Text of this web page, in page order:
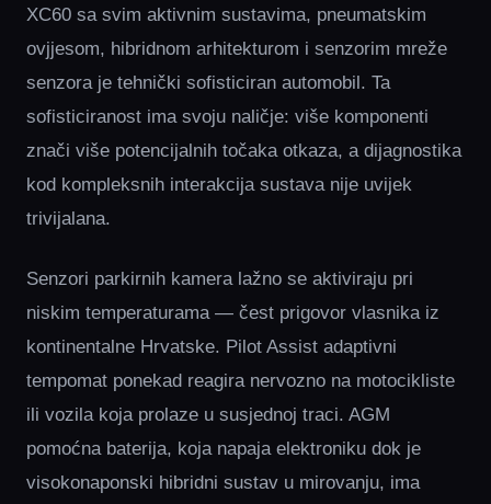
XC60 sa svim aktivnim sustavima, pneumatskim
ovjjesom, hibridnom arhitekturom i senzorim mreže
senzora je tehnički sofisticiran automobil. Ta
sofisticiranost ima svoju naličje: više komponenti
znači više potencijalnih točaka otkaza, a dijagnostika
kod kompleksnih interakcija sustava nije uvijek
trivijalana.
Senzori parkirnih kamera lažno se aktiviraju pri
niskim temperaturama — čest prigovor vlasnika iz
kontinentalne Hrvatske. Pilot Assist adaptivni
tempomat ponekad reagira nervozno na motocikliste
ili vozila koja prolaze u susjednoj traci. AGM
pomoćna baterija, koja napaja elektroniku dok je
visokonaponski hibridni sustav u mirovanju, ima